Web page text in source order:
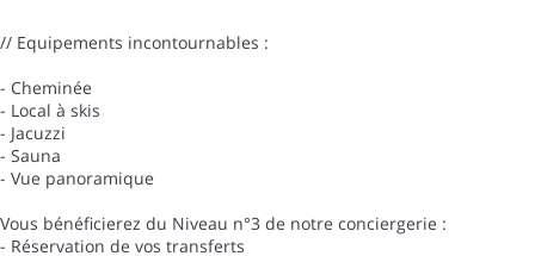
// Equipements incontournables :
- Cheminée
- Local à skis
- Jacuzzi
- Sauna
- Vue panoramique
Vous bénéficierez du Niveau n°3 de notre conciergerie :
- Réservation de vos transferts